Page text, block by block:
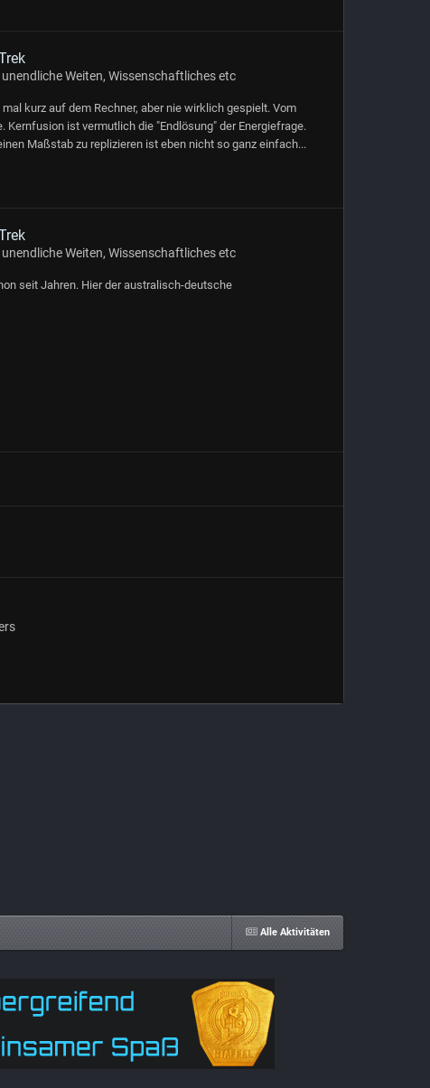
Weiten, Wissenschaftliches etc
kurz auf dem Rechner, aber nie wirklich gespielt. Vom
ist vermutlich die "Endlösung" der Energiefrage.
Maßstab zu replizieren ist eben nicht so ganz einfach...
Weiten, Wissenschaftliches etc
seit Jahren. Hier der australisch-deutsche
Alle Aktivitäten